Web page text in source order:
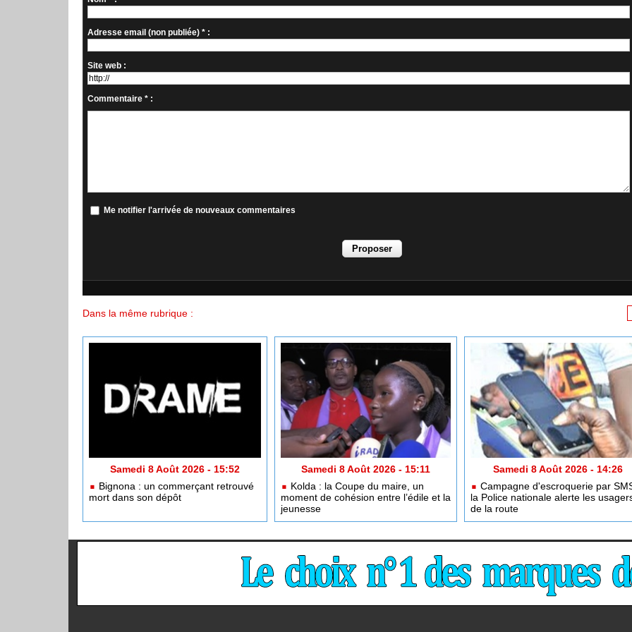
Adresse email (non publiée) * :
Site web :
Commentaire * :
Me notifier l'arrivée de nouveaux commentaires
Dans la même rubrique :
Samedi 8 Août 2026 - 15:52
Bignona : un commerçant retrouvé
mort dans son dépôt
Samedi 8 Août 2026 - 15:11
Kolda : la Coupe du maire, un
moment de cohésion entre l’édile et la
jeunesse
Samedi 8 Août 2026 - 14:26
Campagne d'escroquerie par
la Police nationale alerte les
de la route